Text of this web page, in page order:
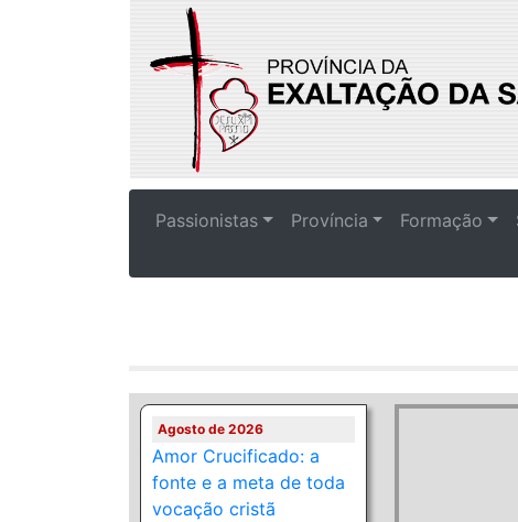
Passionistas Província Formação
Agosto de 2026
Amor Crucificado: a
fonte e a meta de toda
vocação cristã